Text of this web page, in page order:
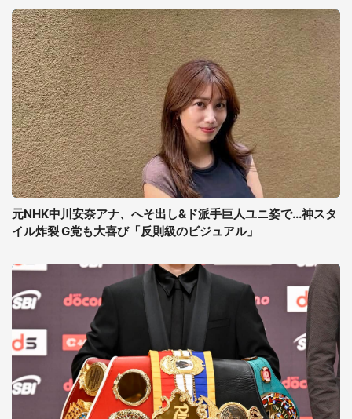
元NHK中川安奈アナ、へそ出し&ド派手巨人ユニ姿で...神スタ
イル炸裂 G党も大喜び「反則級のビジュアル」